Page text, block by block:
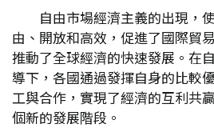
自由市場經濟主義的出現，
由、開放和高效，促進了國際貿
推動了全球經濟的快速發展。在
導下，各國通過發揮自身的比較
工與合作，實現了經濟的互利共
個新的發展階段。